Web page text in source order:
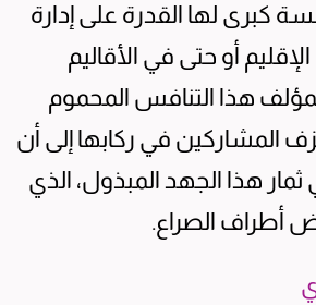
كبرى لها القدرة على إدارة
أو حتى في الأقاليم
هذا التنافس المحموم
المشاركين في ركابها إلى أن
ثمار هذا الجهد المبذول، الذي
أطراف الصراع.